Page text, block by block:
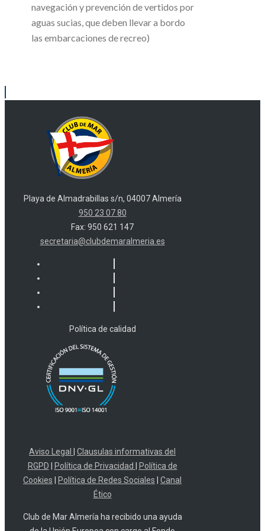
navegación y prevención de vertidos por
aguas sucias, que deben llevar a bordo
las embarcaciones de recreo)
Playa de Almadrabillas s/n, 04007 Almería
950 23 07 80
Fax: 950 621 147
secretaria@clubdemaralmeria.es
Política de calidad
Aviso Legal
Clausulas informativas del
RGPD
Política de Privacidad
Política de
Cookies
Política de Redes Sociales
Canal
Ético
Club de Mar Almería ha recibido una ayuda